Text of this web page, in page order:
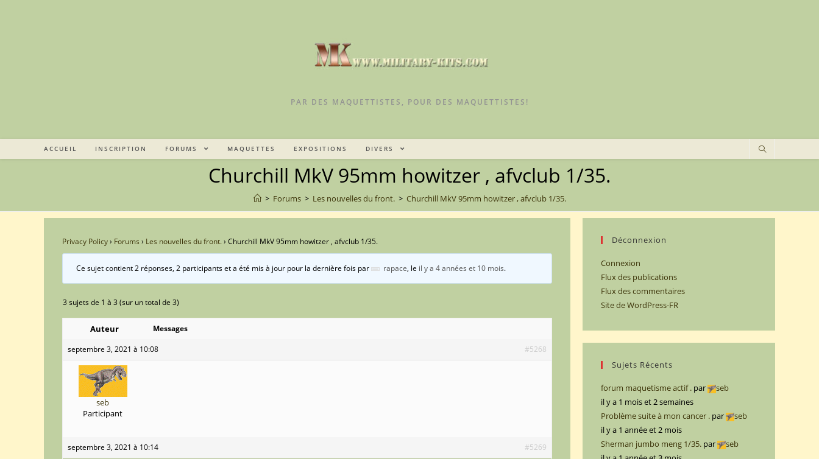
PAR DES MAQUETTISTES, POUR DES MAQUETTISTES!
ACCUEIL INSCRIPTION FORUMS MAQUETTES EXPOSITIONS DIVERS
Churchill MkV 95mm howitzer , afvclub 1/35.
> Forums > Les nouvelles du front. > Churchill MkV 95mm howitzer , afvclub 1/35.
Privacy Policy› Forums › Les nouvelles du front.› Churchill MkV 95mm howitzer , afvclub 1/35.
Ce sujet contient 2 réponses, 2 participants et a été mis à jour pour la dernière fois par rapace, le il y a 4 années et 10 mois.
3 sujets de 1 à 3 (sur un total de 3)
Auteur
Messages
septembre 3, 2021 à 10:08
#5268
seb
Participant
septembre 3, 2021 à 10:14 #5269
Déconnexion
Connexion
Flux des publications
Flux des commentaires
Site de WordPress-FR
Sujets Récents
forum maquetisme actif . par
seb
il y a 1 mois et 2 semaines
Problème suite à mon cancer . par
seb
il y a 1 année et 2 mois
Sherman jumbo meng 1/35. par
seb